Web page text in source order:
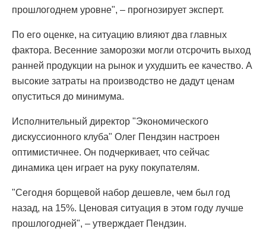
прошлогоднем уровне", – прогнозирует эксперт.
По его оценке, на ситуацию влияют два главных
фактора. Весенние заморозки могли отсрочить выход
ранней продукции на рынок и ухудшить ее качество. А
высокие затраты на производство не дадут ценам
опуститься до минимума.
Исполнительный директор "Экономического
дискуссионного клуба" Олег Пендзин настроен
оптимистичнее. Он подчеркивает, что сейчас
динамика цен играет на руку покупателям.
"Сегодня борщевой набор дешевле, чем был год
назад, на 15%. Ценовая ситуация в этом году лучше
прошлогодней", – утверждает Пендзин.